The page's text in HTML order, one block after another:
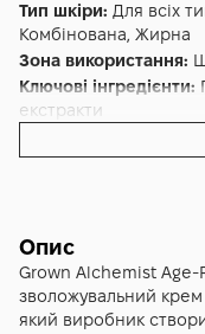
Тип шкіри: Для всіх
Комбінована, Жирна
Зона використання:
Ключові інгредієнти:
екстракти
Додаткові
Країна:
Альтернативна
Фітопептиди,
Moisturiser: Phyto-
Опис
Grown Alchemist
зволожувальний крем
який виробник